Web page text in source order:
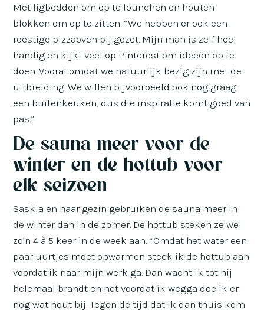
Met ligbedden om op te lounchen en houten
blokken om op te zitten. “We hebben er ook een
roestige pizzaoven bij gezet. Mijn man is zelf heel
handig en kijkt veel op Pinterest om ideeën op te
doen. Vooral omdat we natuurlijk bezig zijn met de
uitbreiding. We willen bijvoorbeeld ook nog graag
een buitenkeuken, dus die inspiratie komt goed van
pas.”
De sauna meer voor de
winter en de hottub voor
elk seizoen
Saskia en haar gezin gebruiken de sauna meer in
de winter dan in de zomer. De hottub steken ze wel
zo’n 4 à 5 keer in de week aan. “Omdat het water een
paar uurtjes moet opwarmen steek ik de hottub aan
voordat ik naar mijn werk ga. Dan wacht ik tot hij
helemaal brandt en net voordat ik wegga doe ik er
nog wat hout bij. Tegen de tijd dat ik dan thuis kom